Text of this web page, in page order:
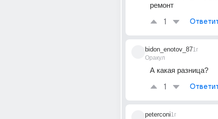
ремонт
1
bidon_enotov_87
Оракул
1г
А какая разница?
1
peterconi1г